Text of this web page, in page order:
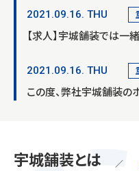
2021.09.16. THU
【求人】宇城舗装では一
2021.09.16. THU
この度、弊社宇城舗装の
宇城舗装とは ／